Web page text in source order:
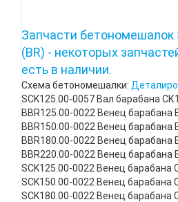
Запчасти бетономешалок
(BR) - некоторых
есть в наличии.
Схема бетономешалки:
SCK125.00-0057 Вал барабана
BBR125.00-0022 Венец барабана
BBR150.00-0022 Венец барабана
BBR180.00-0022 Венец барабана
BBR220.00-0022 Венец барабана
SCK125.00-0022 Венец барабана
SCK150.00-0022 Венец барабана
SCK180.00-0022 Венец барабана